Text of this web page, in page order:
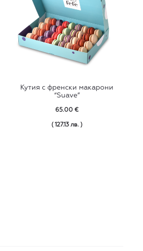
Кутия с френски макарони
“Suave”
65.00€
( 127.13 лв. )